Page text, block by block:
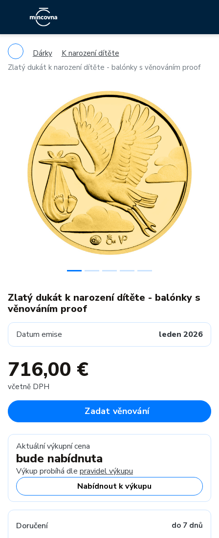
Dárky
K narození dítěte
Zlatý dukát k narození dítěte - balónky s věnováním proof
Previous
Zlatý dukát k narození dítěte - balónky s
věnováním proof
Datum emise leden 2026
716,00 €
včetně DPH
Zadat věnování
Aktuální výkupní cena
bude nabídnuta
Výkup probíhá dle pravidel výkupu
Nabídnout k výkupu
Doručení do 7 dnů